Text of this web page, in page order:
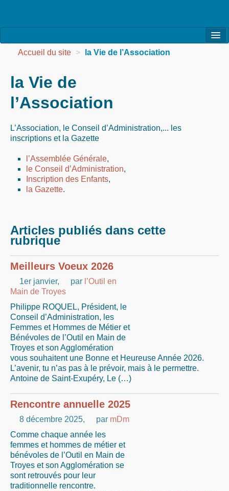
l’Association
les Réalisations
Agenda
Contact
Accueil du site > la Vie de l’Association
la Vie de
l’Association
L’Association, le Conseil d’Administration,... les
inscriptions et la Gazette
l’Assemblée Générale,
le Conseil d’Administration,
Inscription des Enfants,
la Gazette.
Articles publiés dans cette
rubrique
Meilleurs Voeux 2026
1er janvier, par l’Outil en
Main de Troyes
Philippe ROQUEL, Président, le
Conseil d’Administration, les
Femmes et Hommes de Métier et
Bénévoles de l’Outil en Main de
Troyes et son Agglomération
vous souhaitent une Bonne et Heureuse Année 2026.
L’avenir, tu n’as pas à le prévoir, mais à le permettre.
Antoine de Saint-Exupéry, Le (…)
Rencontre annuelle 2025
8 décembre 2025, par mDm
Comme chaque année les
femmes et hommes de métier et
bénévoles de l’Outil en Main de
Troyes et son Agglomération se
sont retrouvés pour leur
traditionnelle rencontre.